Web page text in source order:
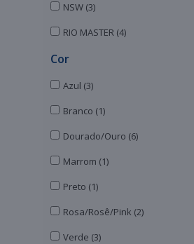
NSW (3)
RIO MASTER (4)
Cor
Azul (3)
Branco (1)
Dourado/Ouro (6)
Marrom (1)
Preto (1)
Rosa/Rosê/Pink (2)
Verde (3)